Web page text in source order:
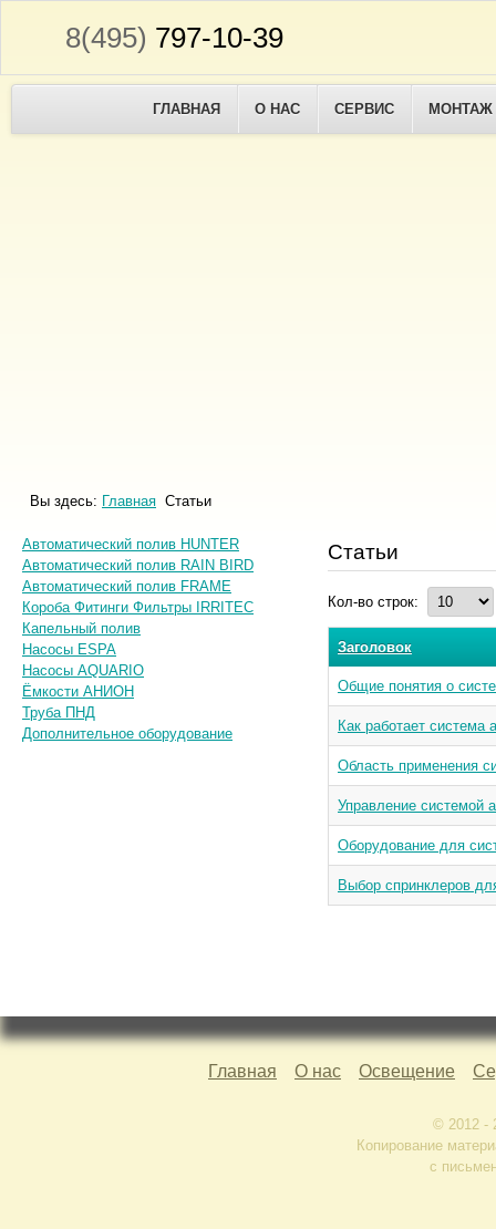
8(495) 797-10-39
ГЛАВНАЯ О НАС СЕРВИС МОНТАЖ
Вы здесь: Главная Статьи
Автоматический полив HUNTER
Автоматический полив RAIN BIRD
Автоматический полив FRAME
Короба Фитинги Фильтры IRRITEC
Капельный полив
Насосы ESPA
Насосы AQUARIO
Ёмкости АНИОН
Труба ПНД
Дополнительное оборудование
Статьи
Кол-во строк:
Заголовок
Общие понятия о
Как работает система
Область применения
Управление системой
Оборудование для
Выбор спринклеров
Главная О нас Освещение
© 2012 -
Копирование
с